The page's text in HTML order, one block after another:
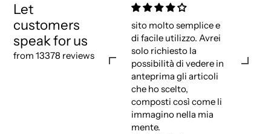
Let
customers
speak for us
from 13378 reviews
sito molto semplice e
di facile utilizzo. Avrei
solo richiesto la
possibilità di vedere in
anteprima gli articoli
che ho scelto,
composti così come li
immagino nella mia
mente.